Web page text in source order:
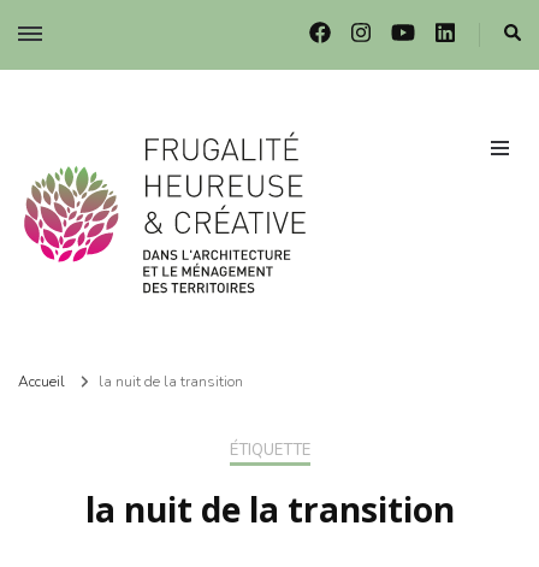
Frugalité dans l'architecture et le ménagement des territoires
Accueil la nuit de la transition
ÉTIQUETTE
la nuit de la transition